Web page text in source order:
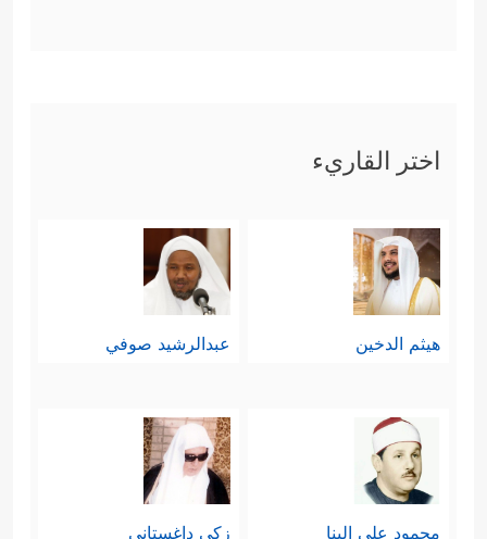
اختر القاريء
هيثم الدخين عبدالرشيد صوفي
محمود علي البنا زكي داغستاني